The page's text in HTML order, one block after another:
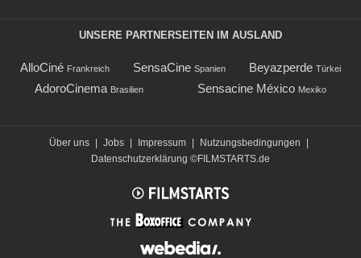
UNSERE PARTNERSEITEN IM AUSLAND
AlloCiné Frankreich SensaCine Spanien Beyazperde Türkei
AdoroCinema Brasilien Sensacine México Mexiko
Über uns | Jobs | Impressum | Nutzungsbedingungen
|
Datenschutzerklärung ©FILMSTARTS.de